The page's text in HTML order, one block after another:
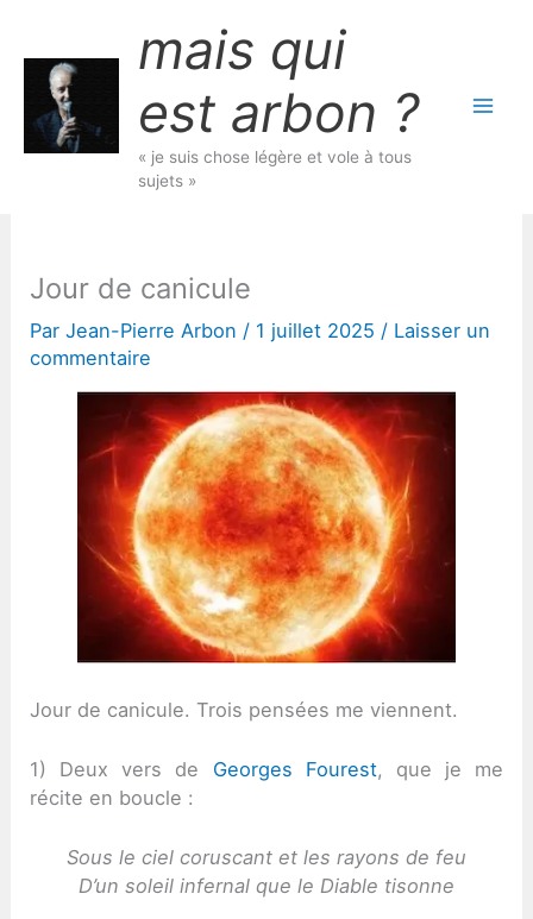
contenu
mais qui
est arbon ?
« je suis chose légère et vole à tous
sujets »
Jour de canicule
ParJean-Pierre Arbon / 1 juillet 2025 / Laisser un
commentaire
Jour de canicule. Trois pensées me viennent.
1) Deux vers de Georges Fourest, que je me
récite en boucle :
Sous le ciel coruscant et les rayons de feu
D’un soleil infernal que le Diable tisonne